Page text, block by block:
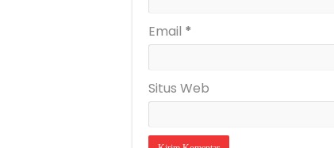
Email *
Situs Web